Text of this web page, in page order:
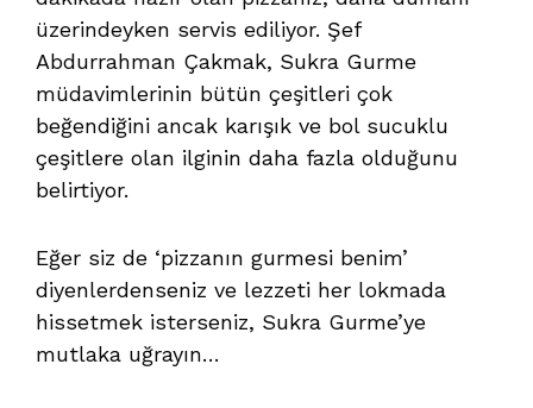
üzerindeyken servis ediliyor. Şef
Abdurrahman Çakmak, Sukra Gurme
müdavimlerinin bütün çeşitleri çok
beğendiğini ancak karışık ve bol sucuklu
çeşitlere olan ilginin daha fazla olduğunu
belirtiyor.
Eğer siz de ‘pizzanın gurmesi benim’
diyenlerdenseniz ve lezzeti her lokmada
hissetmek isterseniz, Sukra Gurme’ye
mutlaka uğrayın…